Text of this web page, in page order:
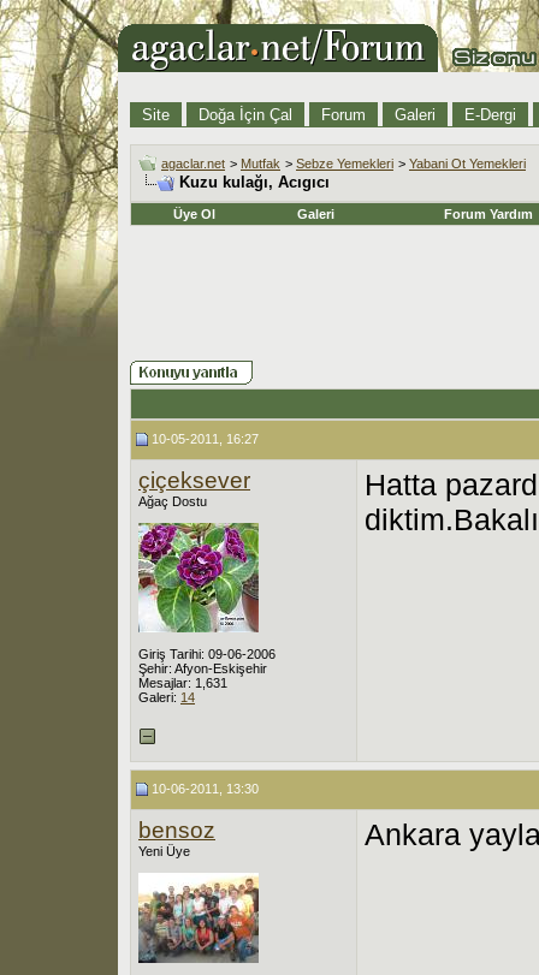
Site Doğa İçin Çal Forum Galeri E-Dergi
agaclar.net > Mutfak > Sebze Yemekleri > Yabani Ot Yemekleri
Kuzu kulağı, Acıgıcı
Üye Ol Galeri Forum Yardım
10-05-2011, 16:27
çiçeksever
Ağaç Dostu
Giriş Tarihi: 09-06-2006
Şehir: Afyon-Eskişehir
Mesajlar: 1,631
Galeri: 14
Hatta
10-06-2011, 13:30
bensoz
Yeni Üye Ankara